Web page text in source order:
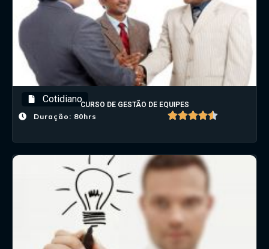
CotidianoCURSO DE GESTÃO DE EQUIPES
Duração: 80hrs